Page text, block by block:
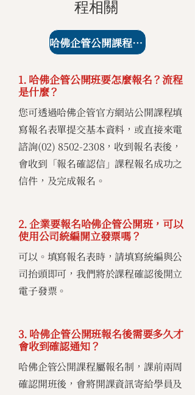
程相關
哈佛企管公開課程課表
1. 哈佛企管公開班要怎麼報名？流程
是什麼？
您可透過哈佛企管官方網站公開課程填
寫報名表單提交基本資料，或直接來電
諮詢(02) 8502-2308 ，收到報名表後，
會收到「報名確認信」課程報名成功之
信件，及完成報名。
2. 企業要報名哈佛企管公開班，可以
使用公司統編開立發票嗎？
可以。填寫報名表時，請填寫統編與公
司抬頭即可，我們將於課程確認後開立
電子發票。
3. 哈佛企管公開班報名後需要多久才
會收到確認通知？
哈佛企管公開課程屬報名制，課前兩周
確認開班後，會將開課資訊寄給學員及